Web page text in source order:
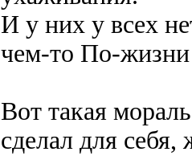
И у них у всех
чем-то По-
Вот такая
сделал для